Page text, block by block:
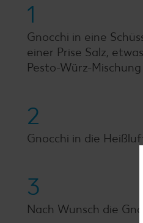
1
Gnocchi in eine
einer Prise Salz,
Pesto-Würz-
2
Gnocchi in die
3
Nach Wunsch die